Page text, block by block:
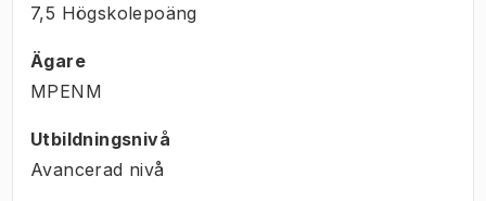
7,5 Högskolepoäng
Ägare
MPENM
Utbildningsnivå
Avancerad nivå